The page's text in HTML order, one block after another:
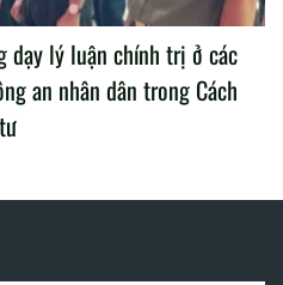
dạy lý luận chính trị ở các
an nhân dân trong Cách